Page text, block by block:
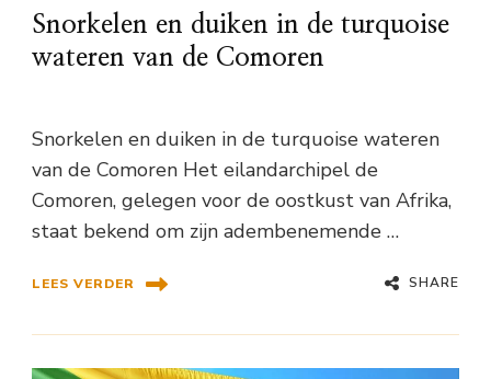
Snorkelen en duiken in de turquoise
wateren van de Comoren
Snorkelen en duiken in de turquoise wateren
van de Comoren Het eilandarchipel de
Comoren, gelegen voor de oostkust van Afrika,
staat bekend om zijn adembenemende …
LEES VERDER SHARE